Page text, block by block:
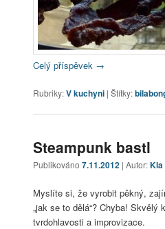
Celý příspěvek →
Rubriky:V kuchyni | Štítky:
Steampunk bastl
Publikováno 7.11.2012 | Autor:Kla
Myslíte si, že vyrobit pěkný,
„jak se to dělá“? Chyba!
tvrdohlavosti a improvizace.